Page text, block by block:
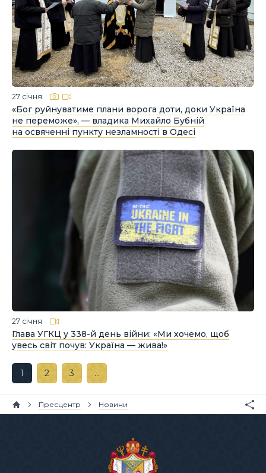
27 січня
«Бог руйнуватиме плани ворога доти, доки Україна
не переможе», — владика Михайло Бубній
на освяченні пункту незламності в Одесі
27 січня
Глава УГКЦ у 338-й день війни: «Ми хочемо, щоб
увесь світ почув: Україна — жива!»
1 2 3 …
Пресцентр Новини